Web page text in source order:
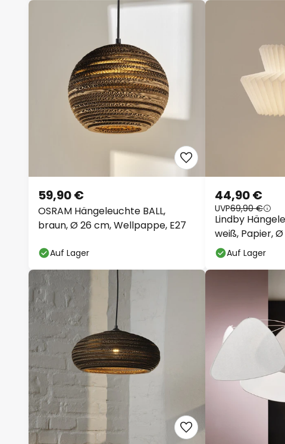
OSRAM Hängeleuchte BALL,
braun, Ø 26 cm, Wellpappe, E27
59,90 €
Auf Lager
Lindby
weiß, Papier,
44,90 €
UVP69,90 €
Auf Lager